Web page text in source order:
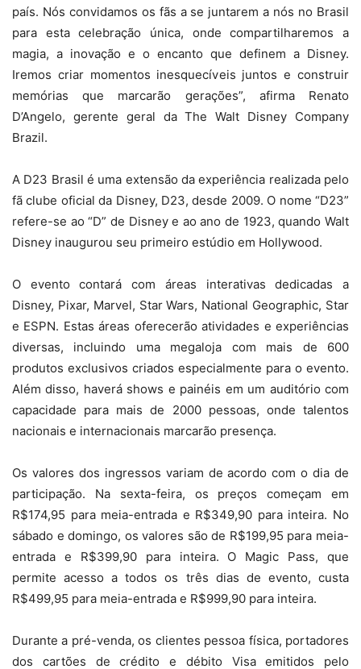
país. Nós convidamos os fãs a se juntarem a nós no Brasil
para esta celebração única, onde compartilharemos a
magia, a inovação e o encanto que definem a Disney.
Iremos criar momentos inesquecíveis juntos e construir
memórias que marcarão gerações”, afirma Renato
D’Angelo, gerente geral da The Walt Disney Company
Brazil.
A D23 Brasil é uma extensão da experiência realizada pelo
fã clube oficial da Disney, D23, desde 2009. O nome “D23”
refere-se ao “D” de Disney e ao ano de 1923, quando Walt
Disney inaugurou seu primeiro estúdio em Hollywood.
O evento contará com áreas interativas dedicadas a
Disney, Pixar, Marvel, Star Wars, National Geographic, Star
e ESPN. Estas áreas oferecerão atividades e experiências
diversas, incluindo uma megaloja com mais de 600
produtos exclusivos criados especialmente para o evento.
Além disso, haverá shows e painéis em um auditório com
capacidade para mais de 2000 pessoas, onde talentos
nacionais e internacionais marcarão presença.
Os valores dos ingressos variam de acordo com o dia de
participação. Na sexta-feira, os preços começam em
R$174,95 para meia-entrada e R$349,90 para inteira. No
sábado e domingo, os valores são de R$199,95 para meia-
entrada e R$399,90 para inteira. O Magic Pass, que
permite acesso a todos os três dias de evento, custa
R$499,95 para meia-entrada e R$999,90 para inteira.
Durante a pré-venda, os clientes pessoa física, portadores
dos cartões de crédito e débito Visa emitidos pelo